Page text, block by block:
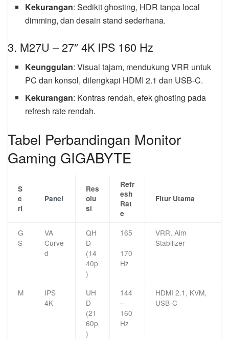
Kekurangan: Sedikit ghosting, HDR tanpa local
dimming, dan desain stand sederhana.
3. M27U – 27″ 4K IPS 160 Hz
Keunggulan: Visual tajam, mendukung VRR untuk
PC dan konsol, dilengkapi HDMI 2.1 dan USB-C.
Kekurangan: Kontras rendah, efek ghosting pada
refresh rate rendah.
Tabel Perbandingan Monitor
Gaming GIGABYTE
S
e
ri
Panel
Res
olu
si
Refr
esh
Rat
e
Fitur Utama
G
S
VA
Curve
d
QH
D
(14
40p
)
165
–
170
Hz
VRR, Aim
Stabilizer
M
IPS
4K
UH
D
(21
60p
)
144
–
160
Hz
HDMI 2.1, KVM,
USB-C